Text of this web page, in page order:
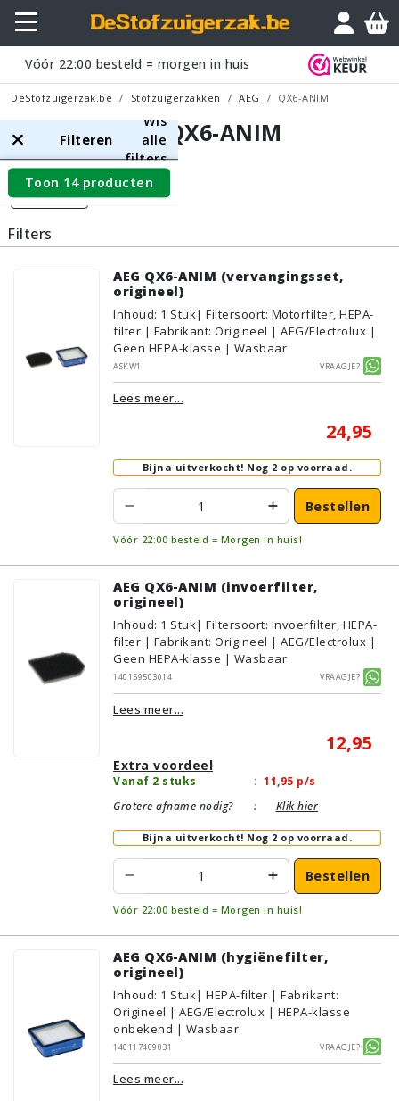
Vóór 22:00 besteld = morgen in huis
DeStofzuigerzak.be Stofzuigerzakken AEG QX6-ANIM
AEG QX6-ANIM
Filters
Filteren
Wis
alle
filters
Toon 14 producten
Filters
AEG QX6-ANIM (vervangingsset,
origineel)
Inhoud: 1 Stuk| Filtersoort: Motorfilter, HEPA-
filter | Fabrikant: Origineel | AEG/Electrolux |
Geen HEPA-klasse | Wasbaar
ASKW1
Vraagje?
Lees meer...
24,95
Bijna uitverkocht! Nog 2 op voorraad.
Bestellen
Vóór 22:00 besteld = Morgen in huis!
AEG QX6-ANIM (invoerfilter,
origineel)
Inhoud: 1 Stuk| Filtersoort: Invoerfilter, HEPA-
filter | Fabrikant: Origineel | AEG/Electrolux |
Geen HEPA-klasse | Wasbaar
140159503014
Vraagje?
Lees meer...
12,95
Extra voordeel
Vanaf 2 stuks : 11,95 p/s
Grotere afname nodig?
: Klik hier
Bijna uitverkocht! Nog 2 op voorraad.
Bestellen
Vóór 22:00 besteld = Morgen in huis!
AEG QX6-ANIM (hygiënefilter,
origineel)
Inhoud: 1 Stuk| HEPA-filter | Fabrikant:
Origineel | AEG/Electrolux | HEPA-klasse
onbekend | Wasbaar
140117409031
Vraagje?
Lees meer...